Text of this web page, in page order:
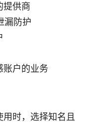
提供商
漏防护
账户的业务
时，选择知名且